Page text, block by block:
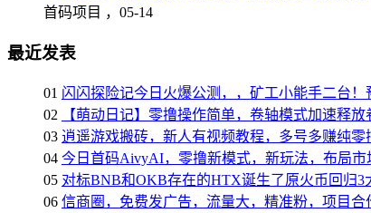
首码项目 ， 05-14
最近发表
01 闪闪探险记今日火爆公测，，矿工小能手二台！
02
【萌动日记】零撸操作简单，卷轴模式加速释
03 逍遥游戏搬砖，新人有视频教程，多号多赚纯零
04 今日首码AivyAI，零撸新模式，新玩法，布局市
05 对标BNB和OKB存在的HTX诞生了原火币回归
06 信商圈，免费发广告，流量大，精准粉，项目合